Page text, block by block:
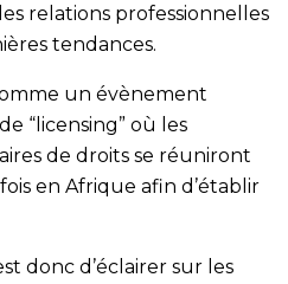
relations professionnelles
tendances.
un évènement
“licensing” où les
de droits se réuniront
en Afrique afin d’établir
donc d’éclairer sur les